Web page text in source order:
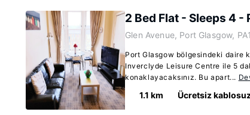
2 Bed Flat - Sleeps 4 -
Glen Avenue, Port Glasgow,
Port Glasgow bölgesindeki daire
Inverclyde Leisure Centre ile 5
konaklayacaksınız. Bu apart...
1.1 km Ücretsiz